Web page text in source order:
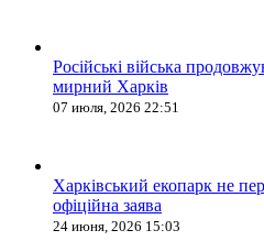
Російські війська
мирний Харків
07 июля, 2026 22:51
Харківський екопарк не
офіційна заява
24 июня, 2026 15:03